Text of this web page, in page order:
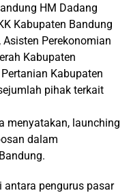
HM Dadang
Kabupaten Bandung
Perekonomian
Kabupaten
Kabupaten
pihak terkait
menyatakan, launching
dalam
antara pengurus pasar